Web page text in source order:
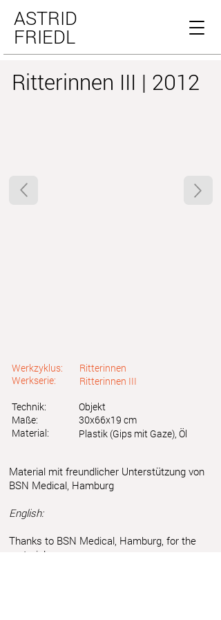
ASTRID
FRIEDL
Ritterinnen III | 2012
Werkzyklus:
Werkserie:
Ritterinnen
Ritterinnen III
Technik:
Maße:
Material:
Objekt
30x66x19 cm
Plastik (Gips mit Gaze), Öl
Material mit freundlicher Unterstützung von
BSN Medical, Hamburg
English:
Thanks to BSN Medical, Hamburg, for the
material